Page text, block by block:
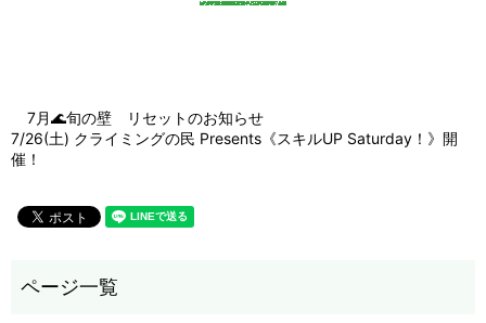
7月🌊旬の壁 リセットのお知らせ
7/26(土) クライミングの民 Presents《スキルUP Saturday！》開
催！